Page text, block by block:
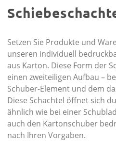
Setzen Sie Produkte und
unseren individuell
aus Karton. Diese Form der
einen zweiteiligen Aufbau –
Schuber-Element und dem
Diese Schachtel öffnet sich
ähnlich wie bei einer
auch den Kartonschuber
nach Ihren Vorgaben.